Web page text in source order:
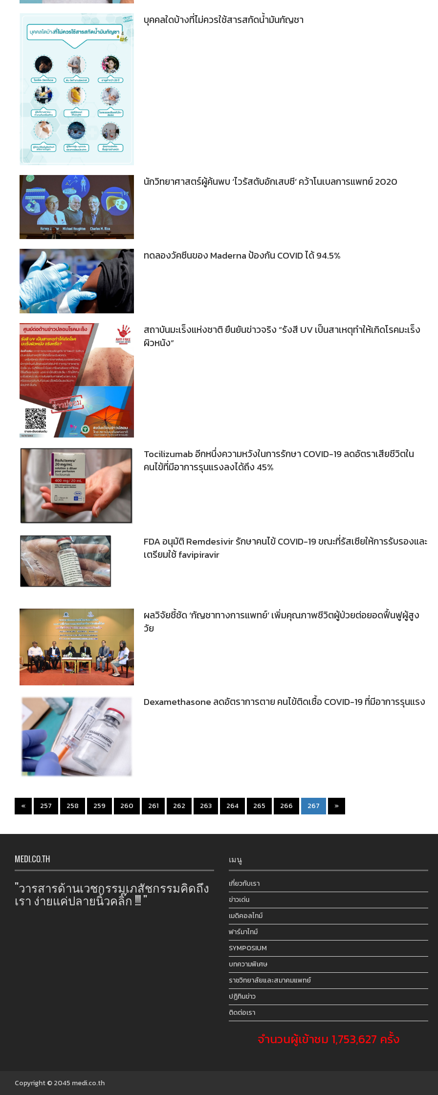
บุคคลใดบ้างที่ไม่ควรใช้สารสกัดน้ำมันกัญชา
นักวิทยาศาสตร์ผู้ค้นพบ ‘ไวรัสตับอักเสบซี’ คว้าโนเบลการแพทย์ 2020
ทดลองวัคซีนของ Maderna ป้องกัน COVID ได้ 94.5%
สถาบันมะเร็งแห่งชาติ ยืนยันข่าวจริง “รังสี UV เป็นสาเหตุทำให้เกิดโรคมะเร็ง
ผิวหนัง”
Tocilizumab อีกหนึ่งความหวังในการรักษา COVID-19 ลดอัตราเสียชีวิตใน
คนไข้ที่มีอาการรุนแรงลงได้ถึง 45%
FDA อนุมัติ Remdesivir รักษาคนไข้ COVID-19 ขณะที่รัสเซียให้การรับรองและ
เตรียมใช้ favipiravir
ผลวิจัยชี้ชัด ‘กัญชาทางการแพทย์’ เพิ่มคุณภาพชีวิตผู้ป่วยต่อยอดฟื้นฟูผู้สูง
วัย
Dexamethasone ลดอัตราการตาย คนไข้ติดเชื้อ COVID-19 ที่มีอาการรุนแรง
« 257 258 259 260 261 262 263 264 265 266 267 (current)
»
MEDI.CO.TH
"วารสารด้านเวชกรรมเภสัชกรรมคิดถึง
เรา ง่ายแค่ปลายนิ้วคลิ๊ก !!! "
เมนู
เกี่ยวกับเรา
ข่าวเด่น
เมดิคอลไทม์
ฟาร์มาไทม์
SYMPOSIUM
บทความพิเศษ
ราชวิทยาลัยและสมาคมแพทย์
ปฏิทินข่าว
ติดต่อเรา
จำนวนผู้เข้าชม 1,753,627 ครั้ง
Copyright © 2045 medi.co.th